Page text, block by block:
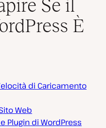
Se il
È
di Caricamento
Web
Plugin di WordPress